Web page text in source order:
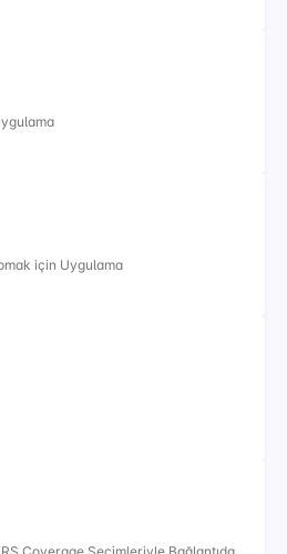
için Uygulama